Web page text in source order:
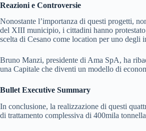
Reazioni e Controversie
Nonostante l’importanza di questi progetti,
del XIII municipio, i cittadini hanno protestato
scelta di Cesano come location per uno
Bruno Manzi, presidente di Ama SpA, ha
una Capitale che diventi un modello di
Bullet Executive Summary
In conclusione, la realizzazione di questi
di trattamento complessiva di 400mila